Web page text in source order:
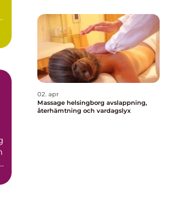
02. apr
Massage helsingborg avslappning,
återhämtning och vardagslyx